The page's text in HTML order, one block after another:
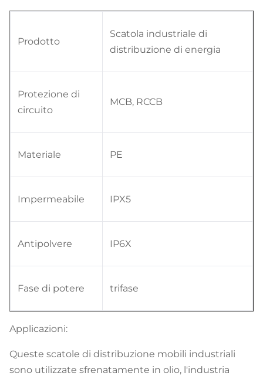
Prodotto
Scatola industriale di
distribuzione di energia
Protezione di
circuito
MCB, RCCB
Materiale PE
Impermeabile IPX5
Antipolvere IP6X
Fase di potere trifase
Applicazioni:
Queste scatole di distribuzione mobili industriali
sono utilizzate sfrenatamente in olio, l'industria